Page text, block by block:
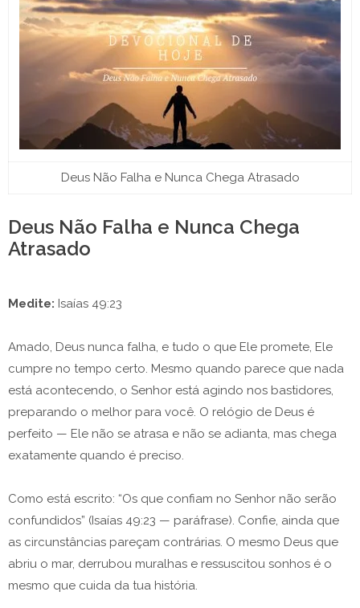
Deus Não Falha e Nunca Chega Atrasado
Deus Não Falha e Nunca Chega
Atrasado
Medite: Isaías 49:23
Amado, Deus nunca falha, e tudo o que Ele promete, Ele
cumpre no tempo certo. Mesmo quando parece que nada
está acontecendo, o Senhor está agindo nos bastidores,
preparando o melhor para você. O relógio de Deus é
perfeito — Ele não se atrasa e não se adianta, mas chega
exatamente quando é preciso.
Como está escrito: “Os que confiam no Senhor não serão
confundidos” (Isaías 49:23 — paráfrase). Confie, ainda que
as circunstâncias pareçam contrárias. O mesmo Deus que
abriu o mar, derrubou muralhas e ressuscitou sonhos é o
mesmo que cuida da tua história.